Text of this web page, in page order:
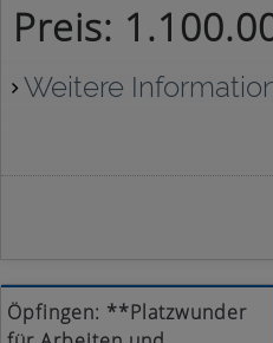
Preis:
Weitere
Öpfingen: **Platzwunder